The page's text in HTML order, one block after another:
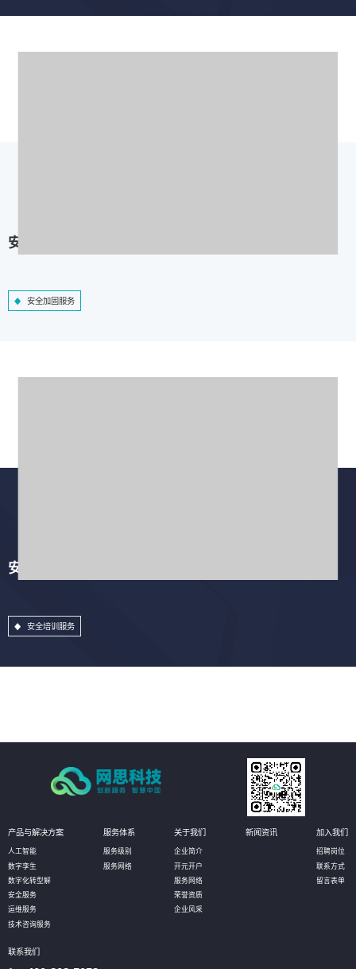
安全加固服务
安全加固服务
安全培训服务
安全培训服务
产品与解决方案
人工智能
数字孪生
数字化转型解
安全服务
运维服务
技术咨询服务
服务体系
服务级别
服务网络
关于我们
企业简介
开元开户
服务网络
荣誉资质
企业风采
新闻资讯 加入我们
招聘岗位
联系方式
留言表单
联系我们